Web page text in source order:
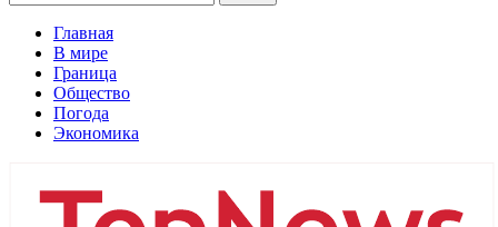
Главная
В мире
Граница
Общество
Погода
Экономика